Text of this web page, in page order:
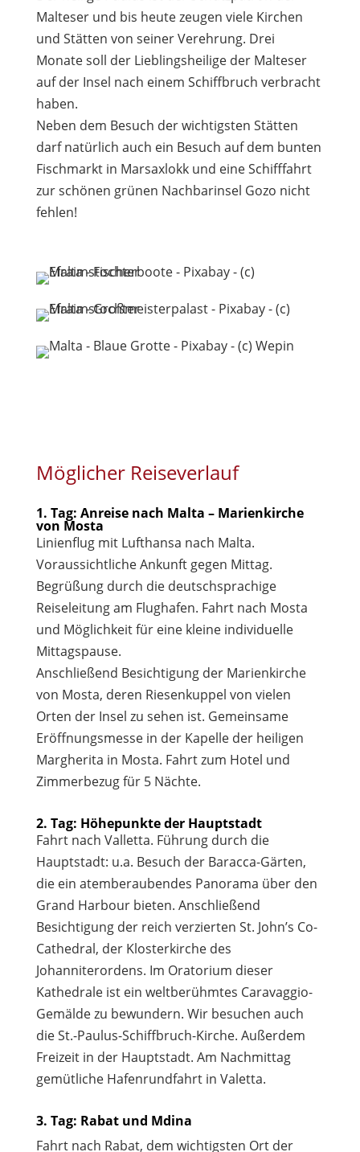
Malteser und bis heute zeugen viele Kirchen
und Stätten von seiner Verehrung. Drei
Monate soll der Lieblingsheilige der Malteser
auf der Insel nach einem Schiffbruch verbracht
haben.
Neben dem Besuch der wichtigsten Stätten
darf natürlich auch ein Besuch auf dem bunten
Fischmarkt in Marsaxlokk und eine Schifffahrt
zur schönen grünen Nachbarinsel Gozo nicht
fehlen!
Möglicher Reiseverlauf
1. Tag: Anreise nach Malta – Marienkirche
von Mosta
Linienflug mit Lufthansa nach Malta.
Voraussichtliche Ankunft gegen Mittag.
Begrüßung durch die deutschsprachige
Reiseleitung am Flughafen. Fahrt nach Mosta
und Möglichkeit für eine kleine individuelle
Mittagspause.
Anschließend Besichtigung der Marienkirche
von Mosta, deren Riesenkuppel von vielen
Orten der Insel zu sehen ist. Gemeinsame
Eröffnungsmesse in der Kapelle der heiligen
Margherita in Mosta. Fahrt zum Hotel und
Zimmerbezug für 5 Nächte.
2. Tag: Höhepunkte der Hauptstadt
Fahrt nach Valletta. Führung durch die
Hauptstadt: u.a. Besuch der Baracca-Gärten,
die ein atemberaubendes Panorama über den
Grand Harbour bieten. Anschließend
Besichtigung der reich verzierten St. John’s Co-
Cathedral, der Klosterkirche des
Johanniterordens. Im Oratorium dieser
Kathedrale ist ein weltberühmtes Caravaggio-
Gemälde zu bewundern. Wir besuchen auch
die St.-Paulus-Schiffbruch-Kirche. Außerdem
Freizeit in der Hauptstadt. Am Nachmittag
gemütliche Hafenrundfahrt in Valetta.
3. Tag: Rabat und Mdina
Fahrt nach Rabat, dem wichtigsten Ort der